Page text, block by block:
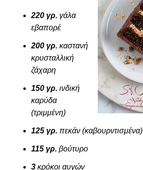
220 γρ. γάλα
εβαπορέ
200 γρ. καστανή
κρυσταλλική
ζάχαρη
150 γρ. ινδική
καρύδα
(τριμμένη)
125 γρ. πεκάν (καβουρντισμένα)
115 γρ. βούτυρο
3 κρόκοι αυγών